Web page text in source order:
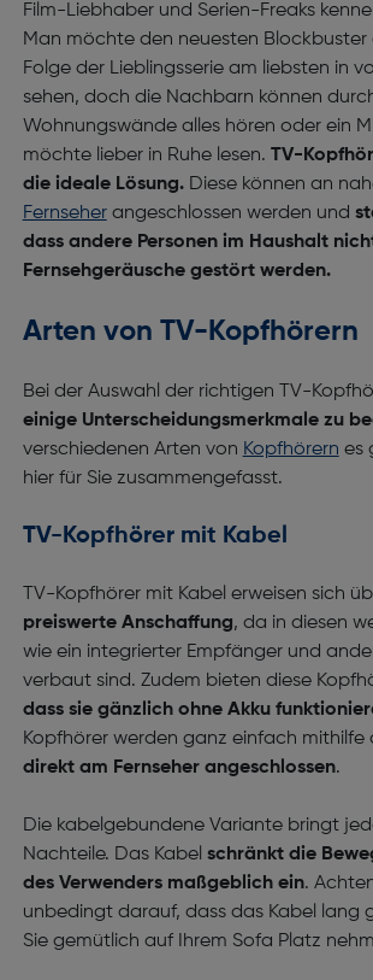
Film-Liebhaber und Serien-Freaks
Man möchte den neuesten Blockbuster
Folge der Lieblingsserie am liebsten in
sehen, doch die Nachbarn können
Wohnungswände alles hören oder ein
möchte lieber in Ruhe lesen. TV-
die ideale Lösung.Diese können an
Fernseherangeschlossen werden und
dass andere Personen im Haushalt
Fernsehgeräusche gestört werden.
Arten von TV-Kopfhörern
Bei der Auswahl der richtigen TV-
einige Unterscheidungsmerkmale zu
verschiedenen Arten von Kopfhörern es
hier für Sie zusammengefasst.
TV-Kopfhörer mit Kabel
TV-Kopfhörer mit Kabel erweisen sich
preiswerte Anschaffung, da in diesen
wie ein integrierter Empfänger und
verbaut sind. Zudem bieten diese
dass sie gänzlich ohne Akku
Kopfhörer werden ganz einfach mithilfe
direkt am Fernseher angeschlossen.
Die kabelgebundene Variante bringt
Nachteile. Das Kabel schränkt die
des Verwenders maßgeblich ein.
unbedingt darauf, dass das Kabel lang
Sie gemütlich auf Ihrem Sofa Platz